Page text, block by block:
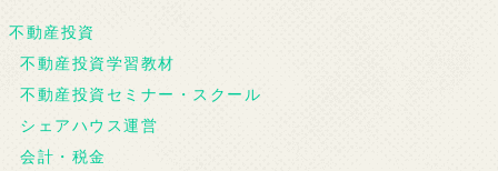
不動産投資
不動産投資学習教材
不動産投資セミナー・スクール
シェアハウス運営
会計・税金